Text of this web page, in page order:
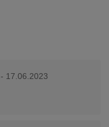
- 17.06.2023